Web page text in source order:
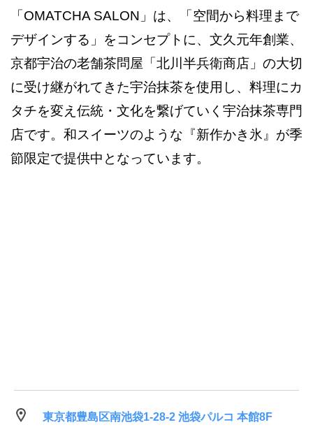
「OMATCHA SALON」は、「空間から料理まで
デザインする」をコンセプトに、文久元年創業、
京都宇治の老舗茶問屋「北川半兵衛商店」の大切
に受け継がれてきた宇治抹茶を使用し、料理にカ
タチを変え伝統・文化を繋げていく宇治抹茶専門
店です。和スイーツのような『新作かき氷』が季
節限定で提供中となっています。
東京都豊島区南池袋1-28-2 池袋パルコ 本館8F